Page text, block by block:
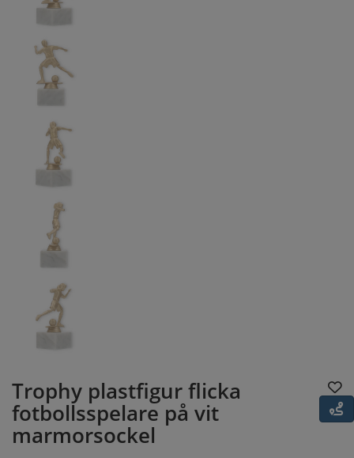
Trophy plastfigur flicka
fotbollsspelare på vit
marmorsockel